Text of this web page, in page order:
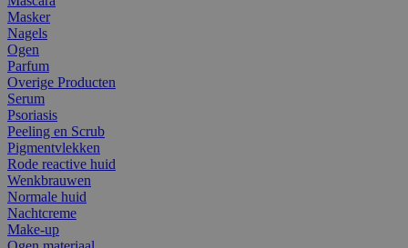
Masker
Nagels
Ogen
Parfum
Overige Producten
Serum
Psoriasis
Peeling en Scrub
Pigmentvlekken
Rode reactive huid
Wenkbrauwen
Normale huid
Nachtcreme
Make-up